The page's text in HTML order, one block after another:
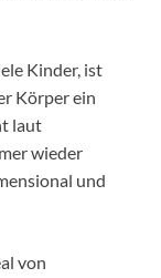
Kinder, ist
Körper ein
laut
wieder
und
von